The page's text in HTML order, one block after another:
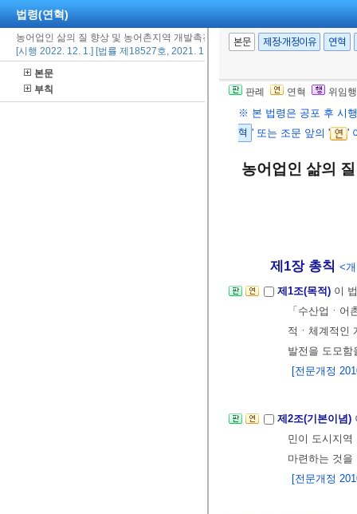
법령(연혁)
농어업인 삶의 질 향상 및 농어촌지역 개발촉진에 관한 특별법
[시행 2022. 12. 1.] [법률 제18527호, 2021. 11. 30., 일부개정]
본문
부칙
본문 제정·개정이유 연혁
판례 연혁 위임
※ 본 법령은 공포 후 시
혁 ' 또는 조문 앞의 ' '
농어업인 삶의
제1장 총칙 <
제1조(목적) 이
「수산업ㆍ
적ㆍ체계적인
발전을 도모
[전문개정
제2조(기본이념)
민이 도시지
마련하는 것을
[전문개정